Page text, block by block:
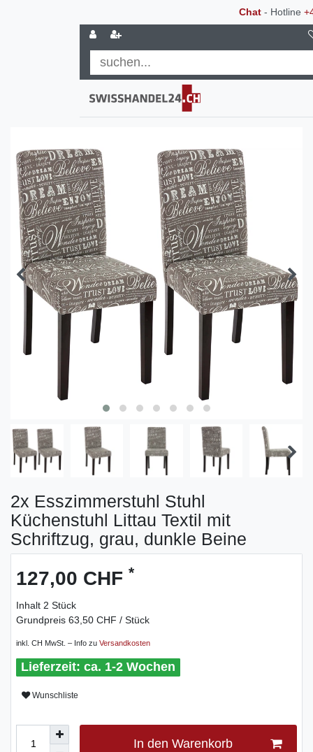
Chat- Hotline
2x Esszimmerstuhl Stuhl
Küchenstuhl Littau Textil mit
Schriftzug, grau, dunkle Beine
127,00 CHF *
Inhalt 2 Stück
Grundpreis 63,50 CHF / Stück
inkl. CH MwSt. – Info zu Versandkosten
ca. 1-2 Wochen
Wunschliste
In den Warenkorb